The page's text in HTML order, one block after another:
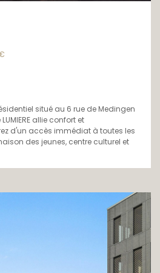
situé au 6 rue de Medingen
allie confort et
d'un accès immédiat à toutes les
des jeunes, centre culturel et